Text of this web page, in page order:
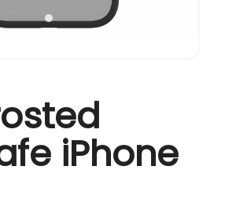
iPhone